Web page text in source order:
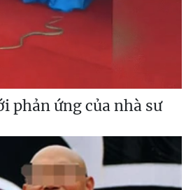
phản ứng của nhà sư